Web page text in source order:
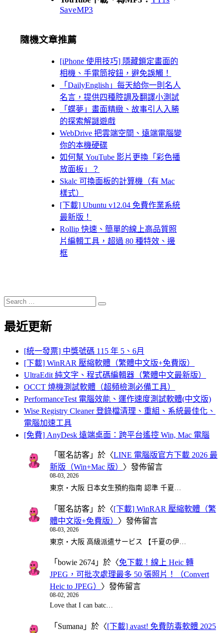
SaveMP3
隨機文章推薦
[iPhone 使用技巧] 隱藏鎖定畫面的
相機、手電筒按鈕，避免誤觸！
「DailyEnglish」每天給你一則名人
名言，提供四種腔調及翻譯小測試
「蝶夢」畫面精緻、故事引人入勝
的探索解謎遊戲
WebDrive 把雲端空間、遠端電腦變
你的本機硬碟
如何幫 YouTube 影片更換「彩色播
放面板」？
Skalc 可換面板的計算機（有 Mac
樣式）
[下載] Ubuntu v12.04 免費作業系統
最新版！
Rollip 快速、簡單的線上高品質照
片編輯工具，超過 80 種特效、邊
框
Search
for:
Search
最近更新
[統一發票] 中獎號碼 115 年 5、6月
[下載] WinRAR 壓縮軟體（繁體中文版+免費版）
UltraEdit 純文字、程式碼編輯器（繁體中文最新版）
OCCT 燒機測試軟體（超頻檢測必備工具）
PerformanceTest 電腦效能、運作速度測試軟體(中文版)
Wise Registry Cleaner 登錄檔清理、重組、系統最佳化、
電腦加速工具
[免費] AnyDesk 遠端桌面：跨平台遙控 Win, Mac 電腦
「 匿名訪客 」於〈LINE 電腦版官方下載 2026 最
新版（Win+Mac 版） 〉發佈留言
08-03, 2026
東京・大阪 日本女生預約指南 認準 千夏…
「 匿名訪客 」於〈[下載] WinRAR 壓縮軟體（繁
體中文版+免費版） 〉發佈留言
08-03, 2026
東京・大阪 高級派遣サービス 【千夏の伊…
「 bowie 2674 」於〈免下載！線上 Heic 轉
JPEG，可批次處理最多 50 張照片！（Convert
Heic to JPEG） 〉發佈留言
08-02, 2026
Love that I can batc…
「 Sumana 」於〈[下載] avast! 免費防毒軟體 2025